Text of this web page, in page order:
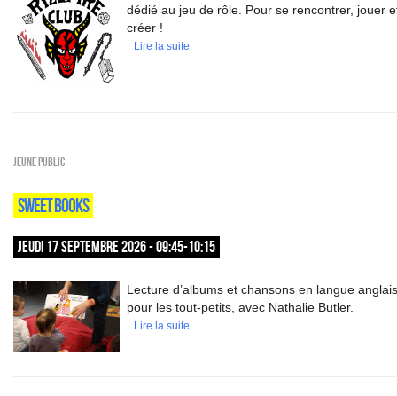
dédié au jeu de rôle. Pour se rencontrer, jouer
créer !
Lire la suite
Jeune public
SWEET BOOKS
JEUDI 17 SEPTEMBRE 2026 - 09:45-10:15
Lecture d’albums et chansons en langue
pour les tout-petits, avec Nathalie Butler.
Lire la suite